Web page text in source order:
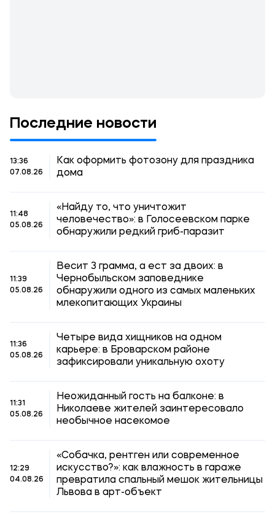
Последние новости
13:36
07.08.26
Как оформить фотозону для праздника
дома
11:48
05.08.26
«Найду то, что уничтожит
человечество»: в Голосеевском парке
обнаружили редкий гриб-паразит
11:39
05.08.26
Весит 3 грамма, а ест за двоих: в
Чернобыльском заповеднике
обнаружили одного из самых маленьких
млекопитающих Украины
11:36
05.08.26
Четыре вида хищников на одном
карьере: в Броварском районе
зафиксировали уникальную охоту
11:31
05.08.26
Неожиданный гость на балконе: в
Николаеве жителей заинтересовало
необычное насекомое
12:29
04.08.26
«Собачка, рентген или современное
искусство?»: как влажность в гараже
превратила спальный мешок жительницы
Львова в арт-объект